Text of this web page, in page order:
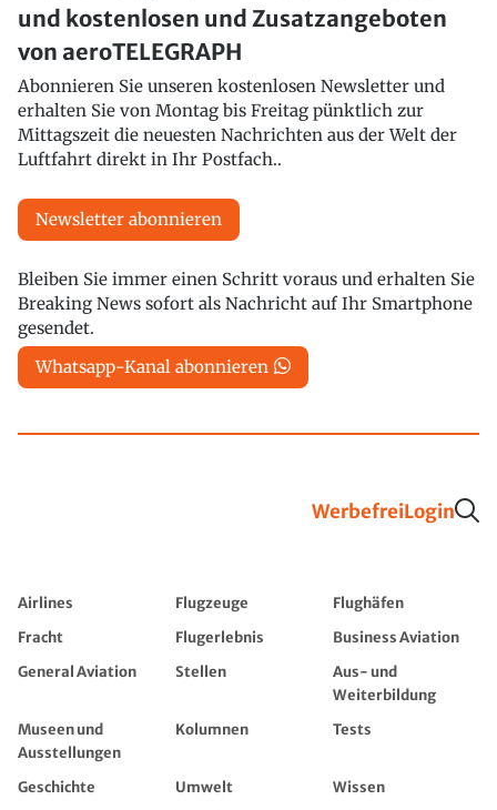
und kostenlosen und Zusatzangeboten
von aeroTELEGRAPH
Abonnieren Sie unseren kostenlosen Newsletter und
erhalten Sie von Montag bis Freitag pünktlich zur
Mittagszeit die neuesten Nachrichten aus der Welt der
Luftfahrt direkt in Ihr Postfach..
Newsletter abonnieren
Bleiben Sie immer einen Schritt voraus und erhalten Sie
Breaking News sofort als Nachricht auf Ihr Smartphone
gesendet.
Whatsapp-Kanal abonnieren
WerbefreiLogin
Airlines Flugzeuge
Flughäfen
Fracht
Flugerlebnis
Business Aviation
General Aviation
Stellen
Aus- und
Weiterbildung
Museen und
Ausstellungen
Kolumnen Tests
Geschichte Umwelt
Wissen